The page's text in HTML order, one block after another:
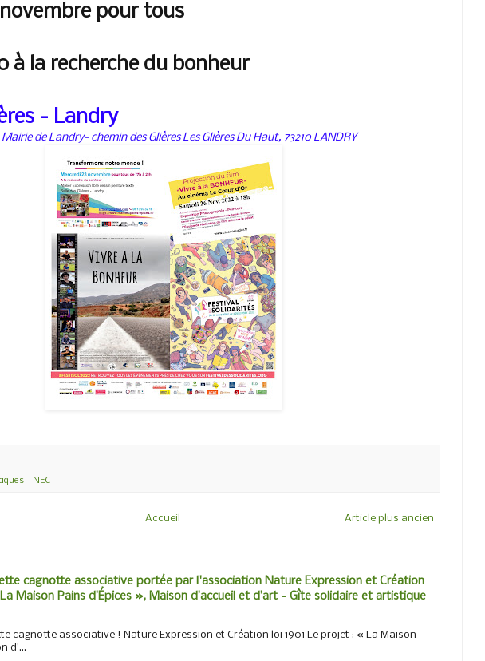
pour tous
à la recherche du bonheur
- Landry
de Landry- chemin des Glières Les Glières Du Haut, 73210 LANDRY
- NEC
Article plus ancien
Accueil
cagnotte associative portée par l'association Nature Expression et Création
Maison Pains d’Épices », Maison d’accueil et d’art - Gîte solidaire et artistique
cagnotte associative ! Nature Expression et Création loi 1901 Le projet : « La Maison
d’...